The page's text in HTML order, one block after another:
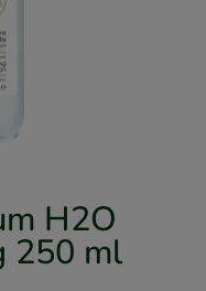
H2O
250 ml